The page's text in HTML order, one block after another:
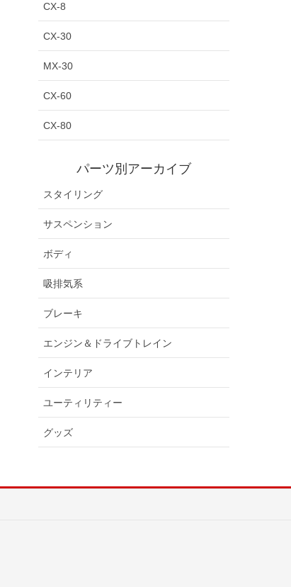
CX-8
CX-30
MX-30
CX-60
CX-80
パーツ別アーカイブ
スタイリング
サスペンション
ボディ
吸排気系
ブレーキ
エンジン＆ドライブトレイン
インテリア
ユーティリティー
グッズ